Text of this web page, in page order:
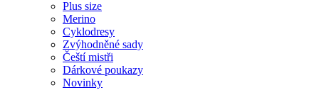
Plus size
Merino
Cyklodresy
Zvýhodněné sady
Čeští mistři
Dárkové poukazy
Novinky